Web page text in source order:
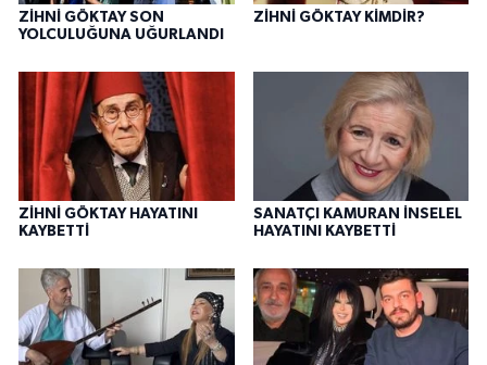
ZİHNİ GÖKTAY SON
YOLCULUĞUNA UĞURLANDI
ZİHNİ GÖKTAY KİMDİR?
ZİHNİ GÖKTAY HAYATINI
KAYBETTİ
SANATÇI KAMURAN İNSELEL
HAYATINI KAYBETTİ